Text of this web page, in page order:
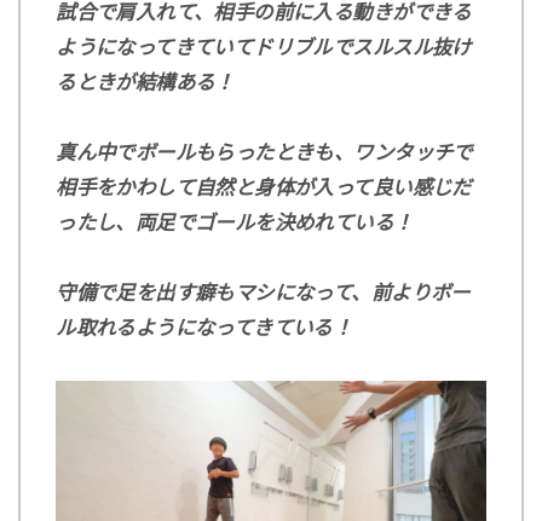
試合で肩入れて、相手の前に入る動きができる
ようになってきていてドリブルでスルスル抜け
るときが結構ある！
真ん中でボールもらったときも、ワンタッチで
相手をかわして自然と身体が入って良い感じだ
ったし、両足でゴールを決めれている！
守備で足を出す癖もマシになって、前よりボー
ル取れるようになってきている！